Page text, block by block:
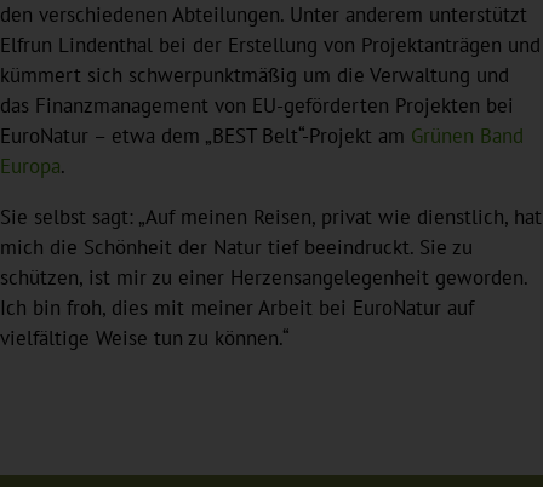
den verschiedenen Abteilungen. Unter anderem unterstützt
Elfrun Lindenthal bei der Erstellung von Projektanträgen und
kümmert sich schwerpunktmäßig um die Verwaltung und
das Finanzmanagement von EU-geförderten Projekten bei
EuroNatur – etwa dem „BEST Belt“-Projekt am Grünen Band
Europa.
Sie selbst sagt: „Auf meinen Reisen, privat wie dienstlich, hat
mich die Schönheit der Natur tief beeindruckt. Sie zu
schützen, ist mir zu einer Herzensangelegenheit geworden.
Ich bin froh, dies mit meiner Arbeit bei EuroNatur auf
vielfältige Weise tun zu können.“